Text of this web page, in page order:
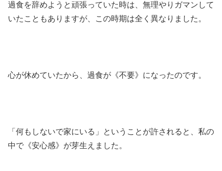
過食を辞めようと頑張っていた時は、無理やりガマンして
いたこともありますが、この時期は全く異なりました。
心が休めていたから、過食が《不要》になったのです。
「何もしないで家にいる」ということが許されると、私の
中で《安心感》が芽生えました。